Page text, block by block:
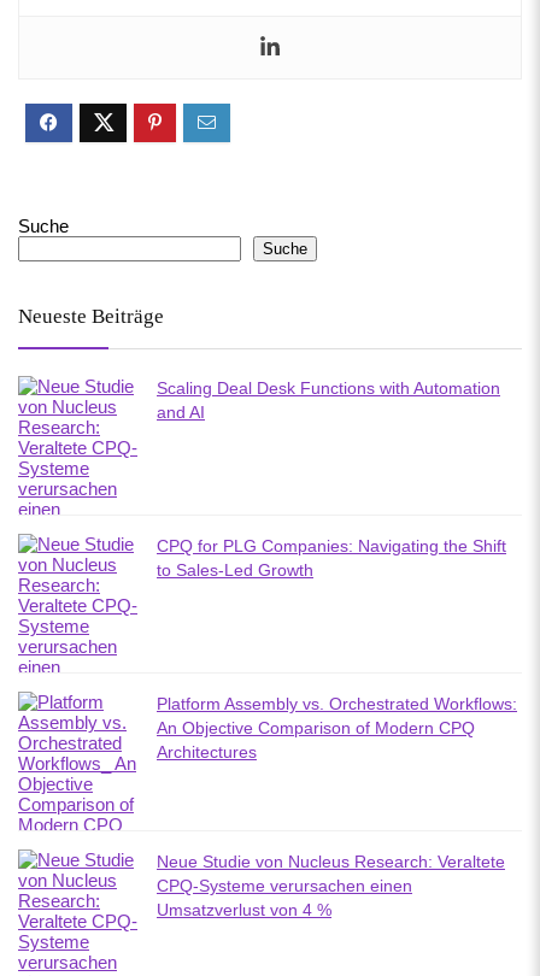
Suche
Suche
Neueste Beiträge
Scaling Deal Desk Functions with Automation
and AI
CPQ for PLG Companies: Navigating the Shift
to Sales-Led Growth
Platform Assembly vs. Orchestrated Workflows:
An Objective Comparison of Modern CPQ
Architectures
Neue Studie von Nucleus Research: Veraltete
CPQ-Systeme verursachen einen
Umsatzverlust von 4 %